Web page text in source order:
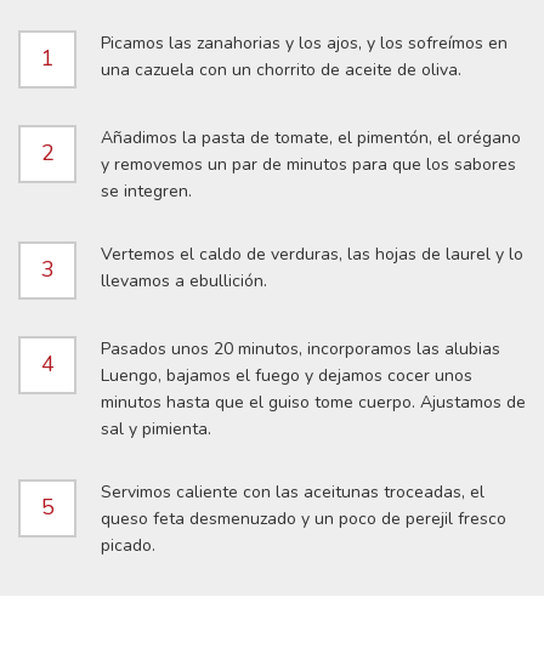
1
Picamos las zanahorias y los ajos, y los sofreímos en
una cazuela con un chorrito de aceite de oliva.
2
Añadimos la pasta de tomate, el pimentón, el orégano
y removemos un par de minutos para que los sabores
se integren.
3
Vertemos el caldo de verduras, las hojas de laurel y lo
llevamos a ebullición.
4
Pasados unos 20 minutos, incorporamos las alubias
Luengo, bajamos el fuego y dejamos cocer unos
minutos hasta que el guiso tome cuerpo. Ajustamos de
sal y pimienta.
5
Servimos caliente con las aceitunas troceadas, el
queso feta desmenuzado y un poco de perejil fresco
picado.